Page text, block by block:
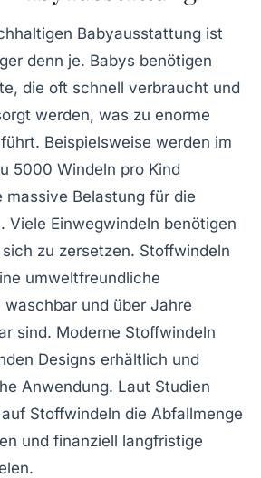
Babyausstattung ist
denn je. Babys benötigen
die oft schnell verbraucht und
werden, was zu enorme
Beispielsweise werden im
5000 Windeln pro Kind
massive Belastung für die
Viele Einwegwindeln benötigen
zu zersetzen. Stoffwindeln
umweltfreundliche
und über Jahre
sind. Moderne Stoffwindeln
Designs erhältlich und
Anwendung. Laut Studien
Stoffwindeln die Abfallmenge
und finanziell langfristige